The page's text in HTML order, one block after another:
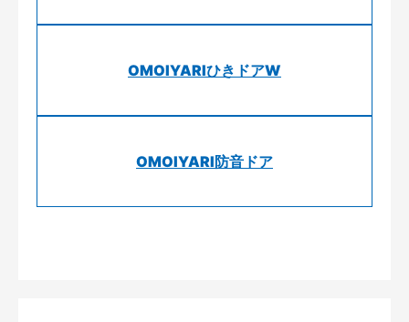
OMOIYARIひきドアW
OMOIYARI防音ドア